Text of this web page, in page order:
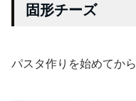
固形チーズ
パスタ作りを始めてか